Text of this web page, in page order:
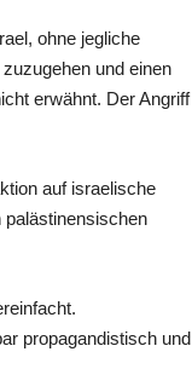
ohne jegliche
und einen
erwähnt. Der Angriff
auf israelische
palästinensischen
propagandistisch und